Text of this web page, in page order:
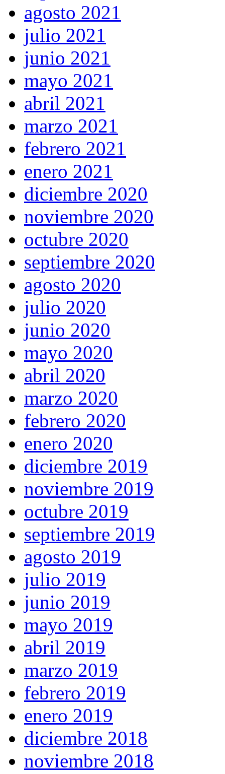
agosto 2021
julio 2021
junio 2021
mayo 2021
abril 2021
marzo 2021
febrero 2021
enero 2021
diciembre 2020
noviembre 2020
octubre 2020
septiembre 2020
agosto 2020
julio 2020
junio 2020
mayo 2020
abril 2020
marzo 2020
febrero 2020
enero 2020
diciembre 2019
noviembre 2019
octubre 2019
septiembre 2019
agosto 2019
julio 2019
junio 2019
mayo 2019
abril 2019
marzo 2019
febrero 2019
enero 2019
diciembre 2018
noviembre 2018